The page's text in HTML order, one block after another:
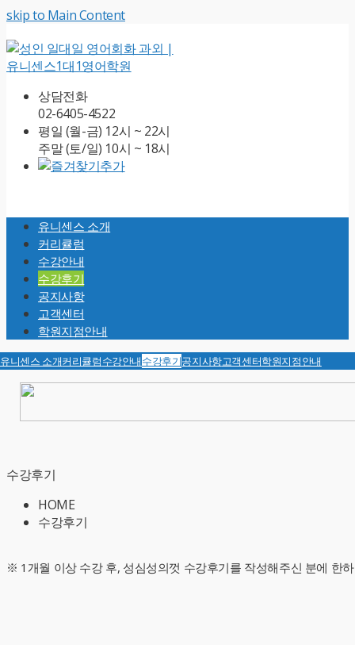
skip to Main Content
상담전화
02-6405-4522
평일 (월-금) 12시 ~ 22시
주말 (토/일) 10시 ~ 18시
Menu유니센스 소개
커리큘럼
수강안내
수강후기
공지사항
고객센터
학원지점안내
유니센스 소개커리큘럼수강안내수강후기공지사항고객센터학원지점안내
수강후기
HOME
수강후기
※ 1개월 이상 수강 후, 성심성의껏 수강후기를 작성해주신 분에 한